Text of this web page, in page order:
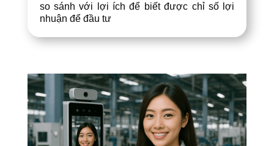
so sánh với lợi ích để biết được chỉ số lợi
nhuận để đầu tư